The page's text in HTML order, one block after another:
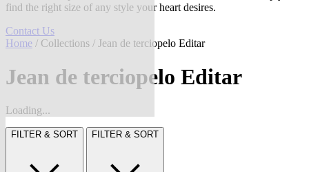
find the right size of any style your heart desires.
Contact Us
Home / Collections / Jean de terciopelo Editar
Jean de terciopelo Editar
Loading...
FILTER & SORT FILTER & SORT